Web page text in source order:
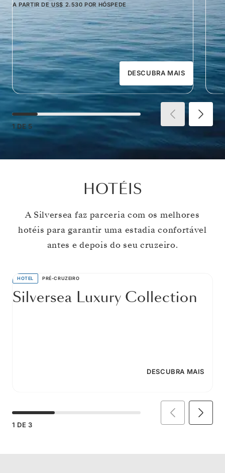
A PARTIR DE US$ 2.530 POR HÓSPEDE
DESCUBRA MAIS
1 DE 5
HOTÉIS
A Silversea faz parceria com os melhores
hotéis para garantir uma estadia confortável
antes e depois do seu cruzeiro.
HOTEL PRÉ-CRUZEIRO
Silversea Luxury Collection
DESCUBRA MAIS
1 DE 3